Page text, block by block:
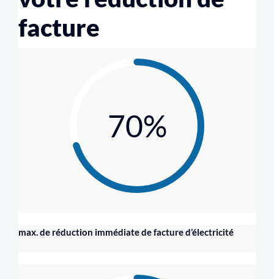
facture
70%
max. de réduction immédiate de facture d’électricité